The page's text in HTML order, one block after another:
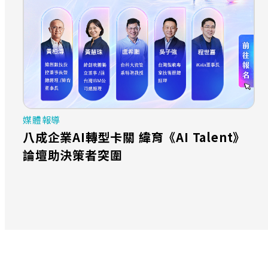
媒體報導
八成企業AI轉型卡關 緯育《AI Talent》
論壇助決策者突圍